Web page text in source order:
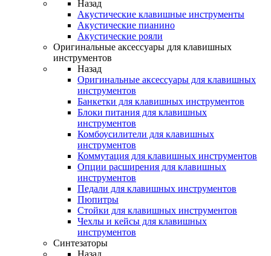
Назад
Акустические клавишные инструменты
Акустические пианино
Акустические рояли
Оригинальные аксессуары для клавишных
инструментов
Назад
Оригинальные аксессуары для клавишных
инструментов
Банкетки для клавишных инструментов
Блоки питания для клавишных
инструментов
Комбоусилители для клавишных
инструментов
Коммутация для клавишных инструментов
Опции расширения для клавишных
инструментов
Педали для клавишных инструментов
Пюпитры
Стойки для клавишных инструментов
Чехлы и кейсы для клавишных
инструментов
Синтезаторы
Назад